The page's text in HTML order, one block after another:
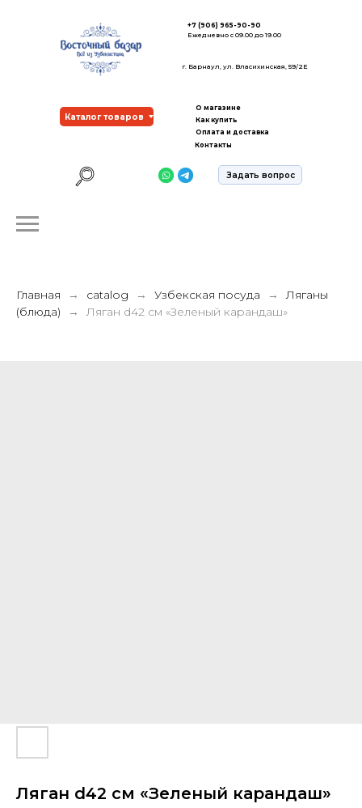
+7 (906) 965-90-90
Ежедневно с 09.00 до 19.00
г. Барнаул, ул. Власихинская, 59/2Е
Каталог товаров
Задать вопрос
О магазине
Как купить
Оплата и доставка
Контакты
Главная catalog Узбекская посуда
Ляганы
(блюда)
Ляган d42 см «Зеленый карандаш»
Ляган d42 см «Зеленый карандаш»